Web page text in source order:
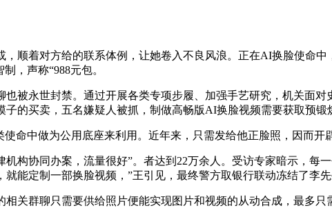
着对方给的联系体例，让她卷入不良风浪。正在AI换脸使命中
，声称“988元包。
永世封禁。通过开展各类专项步履、加强手艺研究，机关面对
的买卖，五名嫌疑人被抓，制做高畅版AI换脸视频需要获取预锻
中做为公用底座来利用。近年来，只需发给他正脸照，因而开
协同办案，流量很好”。者达到22万余人。受访专家暗示，每
能定制一部换脸视频，”王引见，最终警方取银行联动冻结了李
群聊只需要供给照片便能实现图片和视频的从动合成，最多只